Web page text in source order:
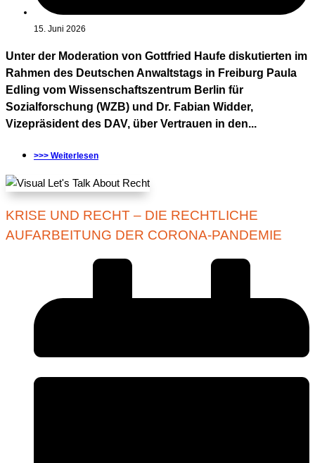
15. Juni 2026
Unter der Moderation von Gottfried Haufe diskutierten im
Rahmen des Deutschen Anwaltstags in Freiburg Paula
Edling vom Wissenschaftszentrum Berlin für
Sozialforschung (WZB) und Dr. Fabian Widder,
Vizepräsident des DAV, über Vertrauen in den...
>>> Weiterlesen
KRISE UND RECHT – DIE RECHTLICHE
AUFARBEITUNG DER CORONA-PANDEMIE